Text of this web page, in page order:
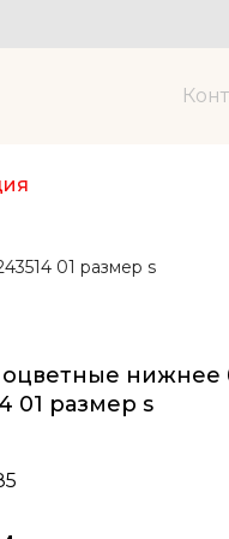
01 размер s
нижнее
01 размер s